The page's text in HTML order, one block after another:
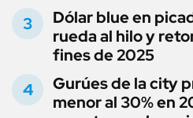
Dólar blue en
rueda al hilo y
fines de 2025
Gurúes de la city
menor al 30% en